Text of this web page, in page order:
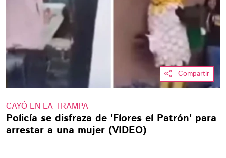
Compartir
CAYÓ EN LA TRAMPA
Policía se disfraza de 'Flores el Patrón' para
arrestar a una mujer (VIDEO)